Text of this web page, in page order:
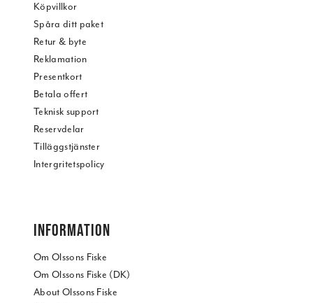
Köpvillkor
Spåra ditt paket
Retur & byte
Reklamation
Presentkort
Betala offert
Teknisk support
Reservdelar
Tilläggstjänster
Intergritetspolicy
INFORMATION
Om Olssons Fiske
Om Olssons Fiske (DK)
About Olssons Fiske